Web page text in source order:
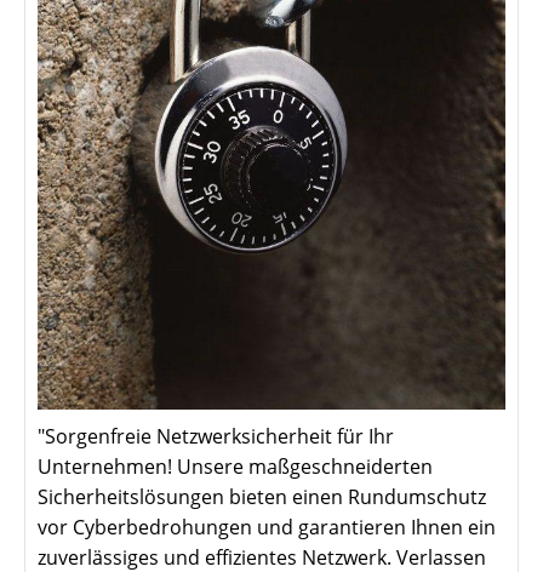
"Sorgenfreie Netzwerksicherheit für Ihr
Unternehmen! Unsere maßgeschneiderten
Sicherheitslösungen bieten einen Rundumschutz
vor Cyberbedrohungen und garantieren Ihnen ein
zuverlässiges und effizientes Netzwerk. Verlassen